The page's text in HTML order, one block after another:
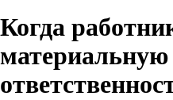
Когда
материальную